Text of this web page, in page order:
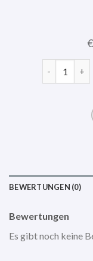
€
joop
BEWERTUNGEN (0)
Bewertungen
Es gibt noch keine